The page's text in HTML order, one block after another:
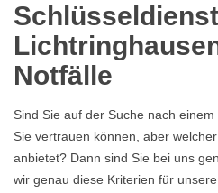
Notfälle
Sind Sie auf der Suche nach
Sie vertrauen können, aber
anbietet? Dann sind Sie bei uns
wir genau diese Kriterien für